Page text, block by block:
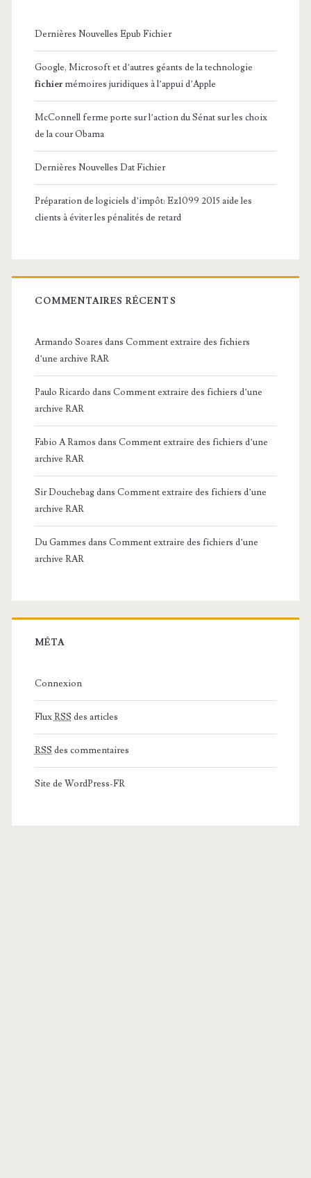
Dernières Nouvelles Epub Fichier
Google, Microsoft et d’autres géants de la technologie
fichier mémoires juridiques à l’appui d’Apple
McConnell ferme porte sur l’action du Sénat sur les choix
de la cour Obama
Dernières Nouvelles Dat Fichier
Préparation de logiciels d’impôt: Ez1099 2015 aide les
clients à éviter les pénalités de retard
COMMENTAIRES RÉCENTS
Armando Soares dans Comment extraire des fichiers
d’une archive RAR
Paulo Ricardo dans Comment extraire des fichiers d’une
archive RAR
Fabio A Ramos dans Comment extraire des fichiers d’une
archive RAR
Sir Douchebagdans Comment extraire des fichiers d’une
archive RAR
Du Gammes dans Comment extraire des fichiers d’une
archive RAR
MÉTA
Connexion
FluxRSS des articles
RSS des commentaires
Site de WordPress-FR